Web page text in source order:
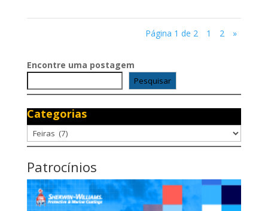
Página 1 de 2 1 2 »
Encontre uma postagem
Pesquisar
Categorias
Categorias
Patrocínios